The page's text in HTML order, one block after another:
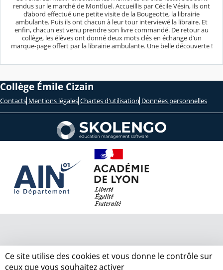
rendus sur le marché de Montluel. Accueillis par Cécile Vésin, ils ont
d’abord effectué une petite visite de la Bougeotte, la librairie
ambulante. Puis ils ont chacun à leur tour interviewé la libraire. Et
enfin, chacun est venu prendre son livre commandé. De retour au
collège, les élèves ont donné deux mots clés en échange d’un
marque-page offert par la librairie ambulante. Une belle découverte !
Collège Émile Cizain
Contacts Mentions légales Chartes d'utilisation Données personnelles
Ce site utilise des cookies et vous donne le contrôle sur
ceux que vous souhaitez activer